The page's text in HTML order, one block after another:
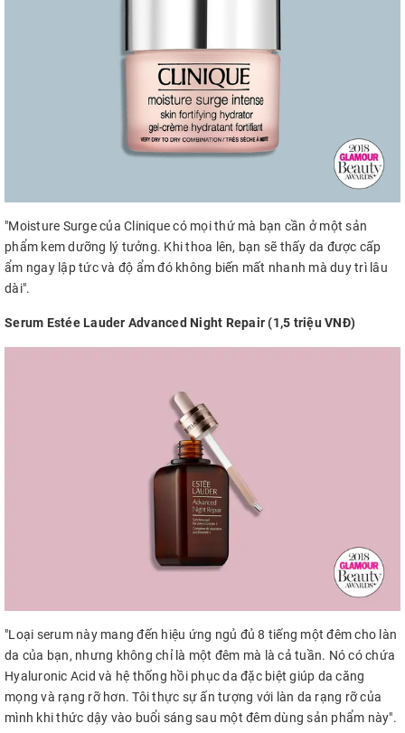
"Moisture Surge của Clinique có mọi thứ mà bạn cần ở một sản
phẩm kem dưỡng lý tưởng. Khi thoa lên, bạn sẽ thấy da được cấp
ẩm ngay lập tức và độ ẩm đó không biến mất nhanh mà duy trì lâu
dài".
Serum Estée Lauder Advanced Night Repair (1,5 triệu VNĐ)
"Loại serum này mang đến hiệu ứng ngủ đủ 8 tiếng một đêm cho làn
da của bạn, nhưng không chỉ là một đêm mà là cả tuần. Nó có chứa
Hyaluronic Acid và hệ thống hồi phục da đặc biệt giúp da căng
mọng và rạng rỡ hơn. Tôi thực sự ấn tượng với làn da rạng rỡ của
mình khi thức dậy vào buổi sáng sau một đêm dùng sản phẩm này".